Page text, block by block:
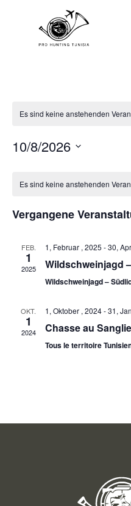
Es sind keine anstehenden
10/8/2026
Es sind keine anstehenden
Vergangene
FEB.
1
2025
1, Februar , 2025 -30,
Wildschweinjagd
Wildschweinjagd –
OKT.
1
2024
1, Oktober , 2024-31,
Chasse au
Tous le territoire